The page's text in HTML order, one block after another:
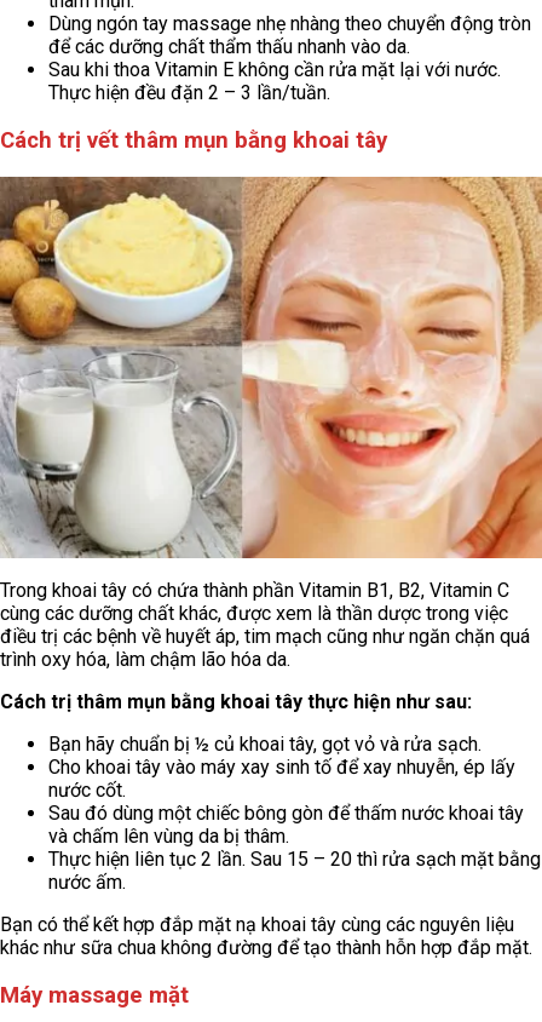
Dùng ngón tay massage nhẹ nhàng theo chuyển động tròn
để các dưỡng chất thẩm thấu nhanh vào da.
Sau khi thoa Vitamin E không cần rửa mặt lại với nước.
Thực hiện đều đặn 2 – 3 lần/tuần.
Cách trị vết thâm mụn bằng khoai tây
Trong khoai tây có chứa thành phần Vitamin B1, B2, Vitamin C
cùng các dưỡng chất khác, được xem là thần dược trong việc
điều trị các bệnh về huyết áp, tim mạch cũng như ngăn chặn quá
trình oxy hóa, làm chậm lão hóa da.
Cách trị thâm mụn bằng khoai tây thực hiện như sau:
Bạn hãy chuẩn bị ½ củ khoai tây, gọt vỏ và rửa sạch.
Cho khoai tây vào máy xay sinh tố để xay nhuyễn, ép lấy
nước cốt.
Sau đó dùng một chiếc bông gòn để thấm nước khoai tây
và chấm lên vùng da bị thâm.
Thực hiện liên tục 2 lần. Sau 15 – 20 thì rửa sạch mặt bằng
nước ấm.
Bạn có thể kết hợp đắp mặt nạ khoai tây cùng các nguyên liệu
khác như sữa chua không đường để tạo thành hỗn hợp đắp mặt.
Máy massage mặt